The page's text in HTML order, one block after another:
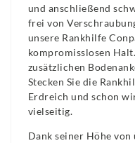
und anschließend
frei von
unsere Rankhilfe
kompromisslosen
zusätzlichen
Stecken Sie die
Erdreich und schon
vielseitig.
Dank seiner Höhe